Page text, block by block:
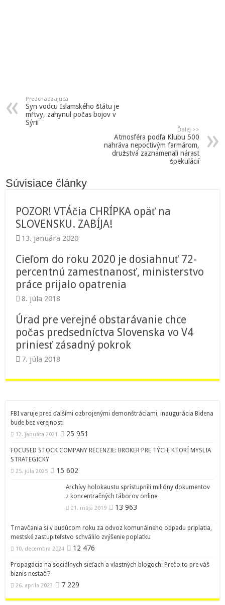
Predchádzajúca
Syn vodcu Islamského štátu je
mŕtvy, zahynul počas bojov v
Sýrii
Ďalej >>
Atmosféra podľa Klubu 500
nahráva nepoctivým farmárom,
družstvá zaznamenali nárast
špekulácií
Súvisiace články
POZOR! VTÁčia CHRÍPKA opäť na
SLOVENSKU. ZABÍJA!
13. januára 2020
Cieľom do roku 2020 je dosiahnuť 72-
percentnú zamestnanosť, ministerstvo
práce prijalo opatrenia
8. júla 2018
Úrad pre verejné obstarávanie chce
počas predsedníctva Slovenska vo V4
priniesť zásadný pokrok
7. júla 2018
FBI varuje pred ďalšími ozbrojenými demonštráciami, inaugurácia Bidena
bude bez verejnosti
12. januára 2021 25 951
FOCUSED STOCK COMPANY RECENZIE: BROKER PRE TÝCH, KTORÍ MYSLIA
STRATEGICKY
25. júla 2025 15 602
Archívy holokaustu sprístupnili milióny dokumentov
z koncentračných táborov online
21. mája 2019 13 963
Trnavčania si v budúcom roku za odvoz komunálneho odpadu priplatia,
mestské zastupiteľstvo schválilo zvýšenie poplatku
10. decembra 2024 12 476
Propagácia na sociálnych sieťach a vlastných blogoch: Prečo to pre váš
biznis nestačí?
26. apríla 2023 7 229